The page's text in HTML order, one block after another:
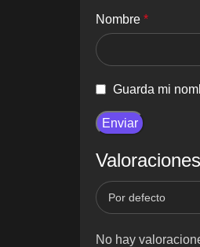
Valoraciones
No hay
Nombre *
Guarda mi